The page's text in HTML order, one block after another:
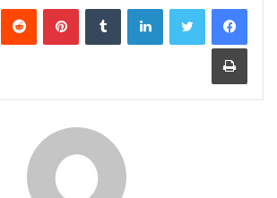
لينكدإن بينتيريست
طباعة